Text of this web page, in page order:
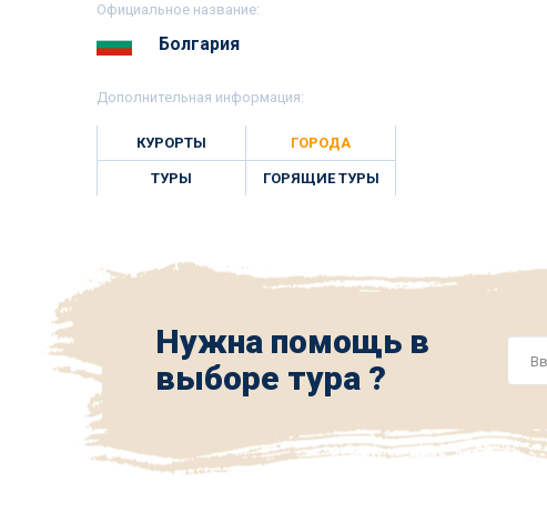
Официальное название:
Болгария
Дополнительная информация:
КУРОРТЫ ГОРОДА
ТУРЫ ГОРЯЩИЕ ТУРЫ
Нужна помощь в
выборе тура ?
*